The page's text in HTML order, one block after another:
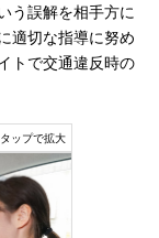
う誤解を相手方に
適切な指導に努め
トで交通違反時の